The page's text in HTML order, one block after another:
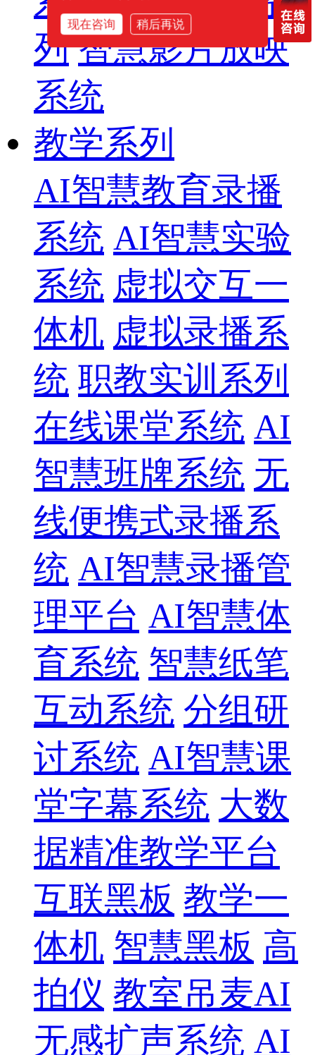
列 智慧影片放映
系统
教学系列
AI智慧教育录播
系统 AI智慧实验
系统 虚拟交互一
体机 虚拟录播系
统 职教实训系列
在线课堂系统 AI
智慧班牌系统 无
线便携式录播系
统 AI智慧录播管
理平台 AI智慧体
育系统 智慧纸笔
互动系统 分组研
讨系统 AI智慧课
堂字幕系统 大数
据精准教学平台
互联黑板 教学一
体机 智慧黑板 高
拍仪 教室吊麦AI
无感扩声系统 AI
现在咨询 稍后再说